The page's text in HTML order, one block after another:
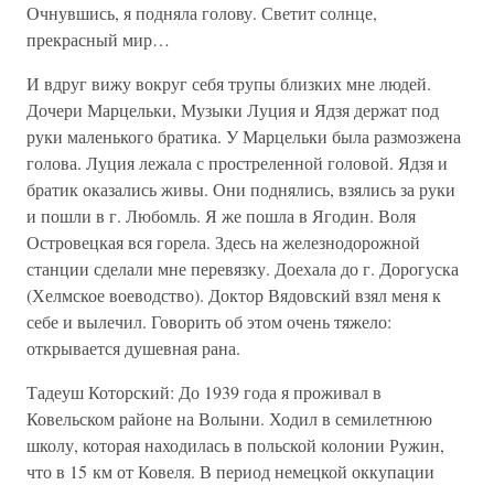
Очнувшись, я подняла голову. Светит солнце,
прекрасный мир…
И вдруг вижу вокруг себя трупы близких мне людей.
Дочери Марцельки, Музыки Луция и Ядзя держат под
руки маленького братика. У Марцельки была размозжена
голова. Луция лежала с простреленной головой. Ядзя и
братик оказались живы. Они поднялись, взялись за руки
и пошли в г. Любомль. Я же пошла в Ягодин. Воля
Островецкая вся горела. Здесь на железнодорожной
станции сделали мне перевязку. Доехала до г. Дорогуска
(Хелмское воеводство). Доктор Вядовский взял меня к
себе и вылечил. Говорить об этом очень тяжело:
открывается душевная рана.
Тадеуш Которский: До 1939 года я проживал в
Ковельском районе на Волыни. Ходил в семилетнюю
школу, которая находилась в польской колонии Ружин,
что в 15 км от Ковеля. В период немецкой оккупации